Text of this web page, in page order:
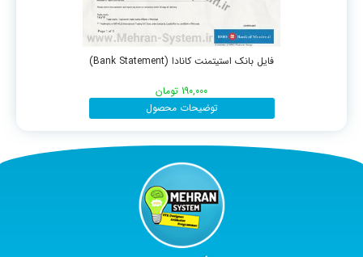
فایل بانک استیتمنت کانادا (Bank Statement)
190,000 تومان
توضیحات محصول